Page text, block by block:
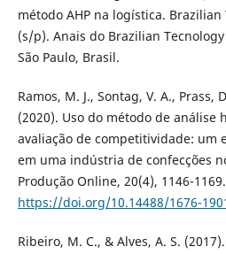
método AHP na logística.
(s/p). Anais do Brazilian
São Paulo, Brasil.
Ramos, M. J., Sontag, V. A., Prass,
(2020). Uso do método de análise
avaliação de competitividade: um
em uma indústria de confecções
Produção Online, 20(4), 1146-
https://doi.org/10.14488/1676-
Ribeiro, M. C., & Alves, A. S.